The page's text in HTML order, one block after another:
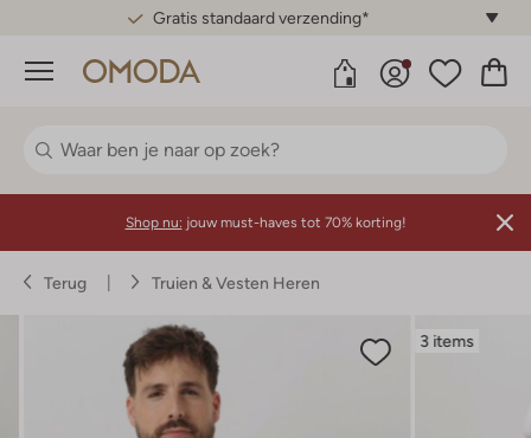
Gratis standaard verzending*
Menu
Shop nu: jouw must-haves tot 70% korting!
Terug Truien & Vesten Heren
3 items